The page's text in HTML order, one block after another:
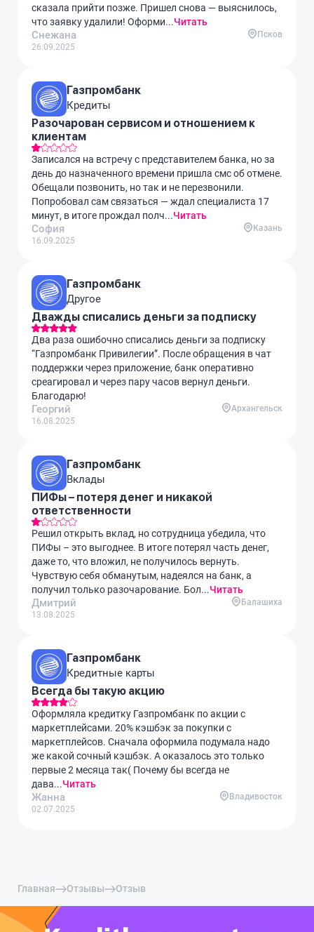
сказала прийти позже. Пришел снова — выяснилось,
что заявку удалили! Оформи...Читать
Снежана
26.09.2025
Псков
Газпромбанк
Кредиты
Разочарован сервисом и отношением к
клиентам
Записался на встречу с представителем банка, но за
день до назначенного времени пришла смс об отмене.
Обещали позвонить, но так и не перезвонили.
Попробовал сам связаться — ждал специалиста 17
минут, в итоге прождал полч...Читать
София
16.09.2025
Казань
Газпромбанк
Другое
Дважды списались деньги за подписку
Два раза ошибочно списались деньги за подписку
“Газпромбанк Привилегии”. После обращения в чат
поддержки через приложение, банк оперативно
среагировал и через пару часов вернул деньги.
Благодарю!
Георгий
16.08.2025
Архангельск
Газпромбанк
Вклады
ПИФы – потеря денег и никакой
ответственности
Решил открыть вклад, но сотрудница убедила, что
ПИФы – это выгоднее. В итоге потерял часть денег,
даже то, что вложил, не получилось вернуть.
Чувствую себя обманутым, надеялся на банк, а
получил только разочарование. Бол...Читать
Дмитрий
13.08.2025
Балашиха
Газпромбанк
Кредитные карты
Всегда бы такую акцию
Оформляла кредитку Газпромбанк по акции с
маркетплейсами. 20% кэшбэк за покупки с
маркетплейсов. Сначала оформила подумала надо
же какой сочный кэшбэк. А оказалось это только
первые 2 месяца так( Почему бы всегда не
дава...Читать
Жанна
02.07.2025
Владивосток
Главная Отзывы Отзыв